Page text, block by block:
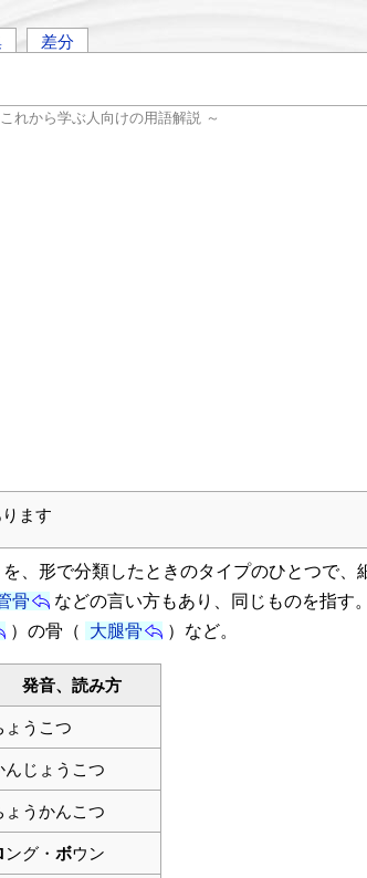
差分
れから学ぶ人向けの用語解説 ～
ます
を、形で分類したときのタイプのひとつで
骨 などの言い方もあり、同じものを指す。
）の骨（ 大腿骨 ）など。
発音、読み方
ょうこつ
んじょうこつ
ょうかんこつ
ング・ ボウン